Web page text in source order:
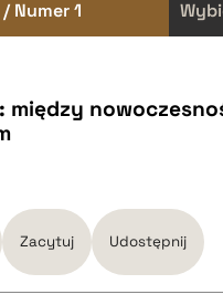
Numer 1
między
Zacytuj Udostępnij